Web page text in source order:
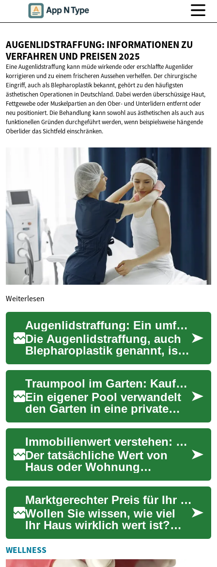
AUGENLIDSTRAFFUNG: INFORMATIONEN ZU
VERFAHREN UND PREISEN 2025
Eine Augenlidstraffung kann müde wirkende oder erschlaffte Augenlider
korrigieren und zu einem frischeren Aussehen verhelfen. Der chirurgische
Eingriff, auch als Blepharoplastik bekannt, gehört zu den häufigsten
ästhetischen Operationen in Deutschland. Dabei werden überschüssige Haut,
Fettgewebe oder Muskelpartien an den Ober- und Unterlidern entfernt oder
neu positioniert. Die Behandlung kann sowohl aus ästhetischen als auch aus
funktionellen Gründen durchgeführt werden, wenn beispielsweise hängende
Oberlider das Sichtfeld einschränken.
Weiterlesen
Augenlidstraffung: Ein umfassender Leitfaden zur ästhetischen Lidkorrektur
Die Augenlidstraffung, auch
Blepharoplastik genannt, ist
ein chirurgischer Eingriff, der
sowohl aus ästhetischen als
...
Traumpool im Garten: Kaufberatung & Planungstipps 2025
Ein eigener Pool verwandelt
den Garten in eine private
Ferienoase: von
erfrischenden
Schwimmrunden bis zu
entspannten...
Immobilienwert verstehen: Ratgeber für Eigentümer
Der tatsächliche Wert von
Haus oder Wohnung
entscheidet über Kauf,
Verkauf, Finanzierung und
Steuern. Dieser Ratgeber...
Marktgerechter Preis für Ihr Eigenheim: Bewertungsratgeber
Wollen Sie wissen, wie viel
Ihr Haus wirklich wert ist?
Dieser Leitfaden erklärt,
welche Faktoren den
Immobilienwert ...
WELLNESS